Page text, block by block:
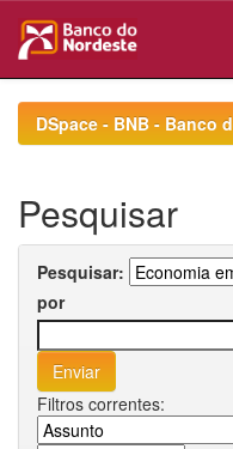
navigationDSpace - BNB - Banco
Pesquisar
Pesquisar:
por
Filtros correntes: